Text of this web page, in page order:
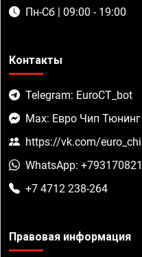
Пн-Сб | 09:00 - 19:00
Контакты
Telegram: EuroCT_bot
Max: Евро Чип Тюнинг
https://vk.com/
WhatsApp:
+7 4712 238-264
Правовая информация